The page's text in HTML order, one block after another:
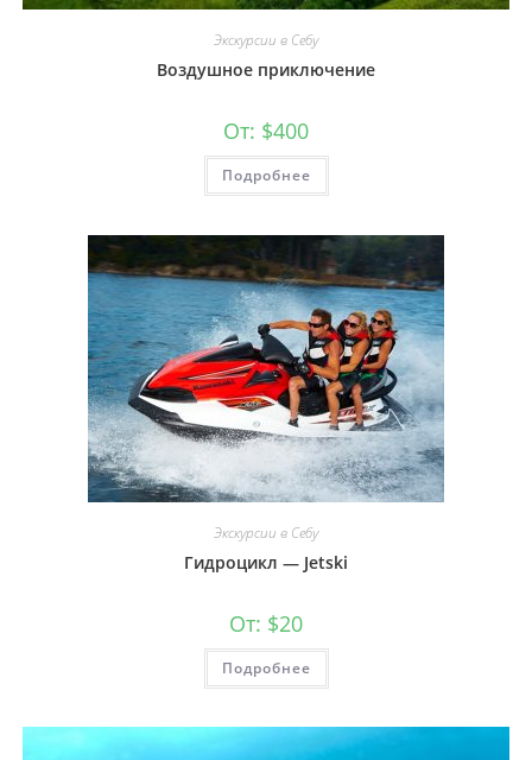
Экскурсии в Себу
Воздушное приключение
От: $400
Подробнее
Экскурсии в Себу
Гидроцикл — Jetski
От: $20
Подробнее